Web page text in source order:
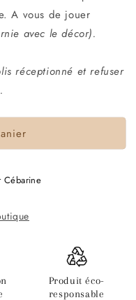
A vous de jouer
avec le décor).
réceptionné et refuser
Cébarine
Produit éco-
responsable